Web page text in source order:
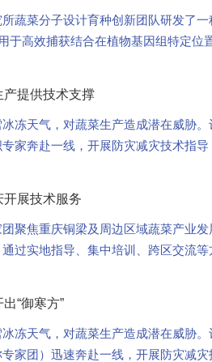
蔬菜分子设计育种创新团队研发了一
于高效捕获结合在植物基因组特定位
产提供技术支撑
冻天气，对蔬菜生产造成潜在威胁
家奔赴一线，开展防灾减灾技术指
开展技术服务
聚焦重庆铜梁及周边区域蔬菜产业
过实地指导、集中培训、跨区交流
“御寒方”
冻天气，对蔬菜生产造成潜在威胁
家团）迅速奔赴一线，开展防灾减